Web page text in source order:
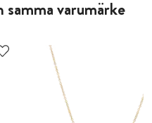
varumärke